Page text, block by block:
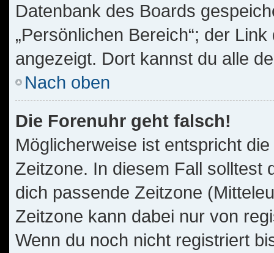
Datenbank des Boards
„Persönlichen Bereich“; der
angezeigt. Dort kannst du alle
Nach oben
Die Forenuhr geht falsch!
Möglicherweise ist entspricht
Zeitzone. In diesem Fall solltest
dich passende Zeitzone
Zeitzone kann dabei nur von
Wenn du noch nicht registriert